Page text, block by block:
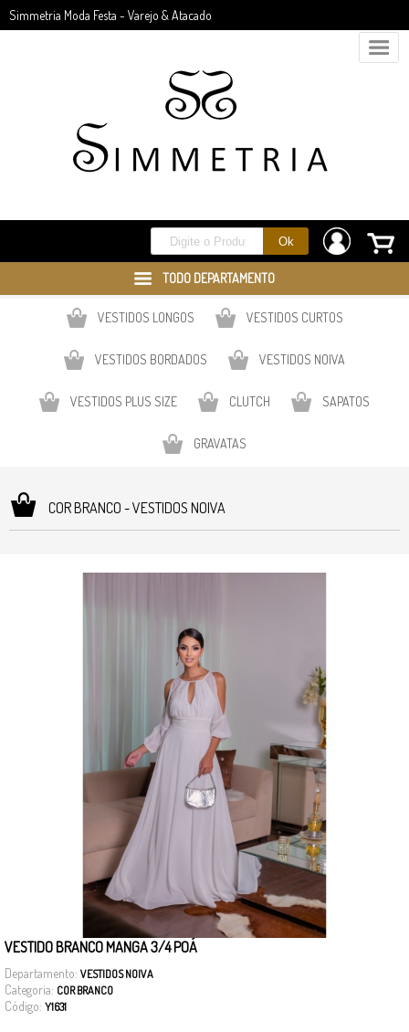
Simmetria Moda Festa - Varejo & Atacado
TODO DEPARTAMENTO
VESTIDOS LONGOS VESTIDOS CURTOS
VESTIDOS BORDADOS VESTIDOS NOIVA
VESTIDOS PLUS SIZE CLUTCH SAPATOS
GRAVATAS
COR BRANCO - VESTIDOS NOIVA
VESTIDO BRANCO MANGA 3/4 POÁ
Departamento: VESTIDOS NOIVA
Categoria: COR BRANCO
Código: Y1631